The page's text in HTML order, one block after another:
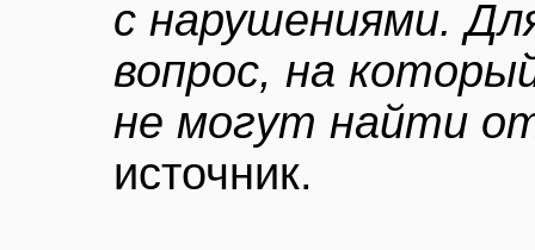
с нарушениями.
вопрос, на
не могут найти
источник.